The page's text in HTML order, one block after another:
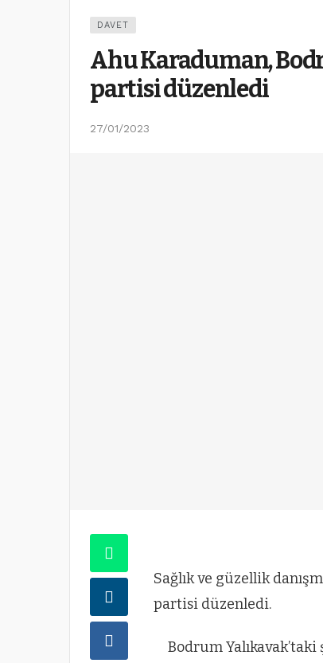
DAVET
Ahu Karaduman,
partisi düzenledi
27/01/2023
Sağlık ve güzellik
partisi düzenledi.
Bodrum